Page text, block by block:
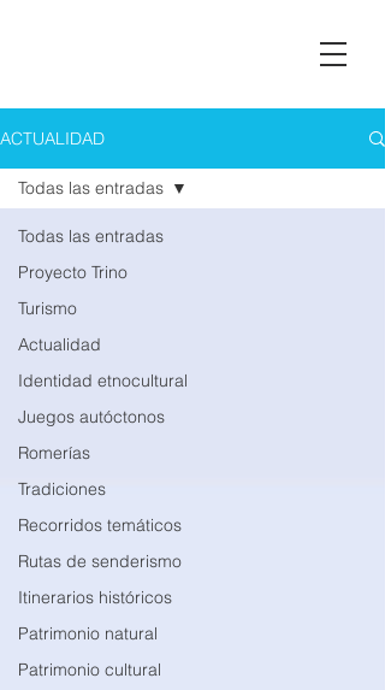
ACTUALIDAD
Todas las entradas
Proyecto Trino
Turismo
Actualidad
Identidad etnocultural
Juegos autóctonos
Romerías
Tradiciones
Recorridos temáticos
Rutas de senderismo
Itinerarios históricos
Patrimonio natural
Patrimonio cultural
Todas las entradas